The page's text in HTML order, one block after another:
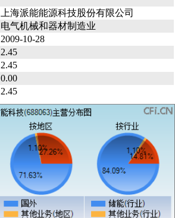
上海派能能源科技股份有限公司
电气机械和器材制造业
2009-10-28
2.45
2.45
0.00
2.45